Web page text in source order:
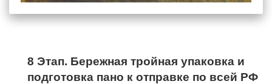
8 Этап. Бережная тройная упаковка и
подготовка пано к отправке по всей РФ